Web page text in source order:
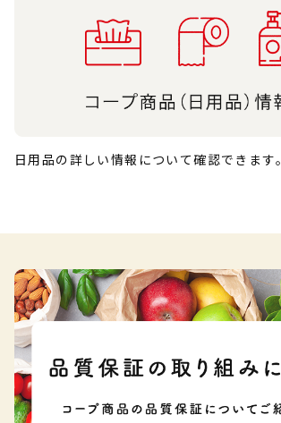
日用品の詳しい情報について確認できます。